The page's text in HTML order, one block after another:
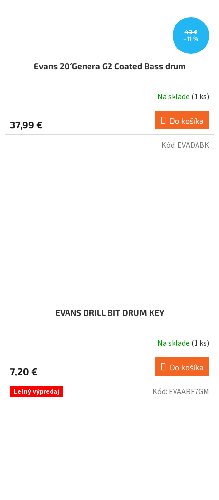
43 €
–11 %
Evans 20´´ Genera G2 Coated Bass drum
Na sklade (1 ks)
37,99 € Do košíka
EVANS DRILL BIT DRUM KEY
Na sklade (1 ks)
7,20 € Do košíka
Kód: EVADABK
Letný výpredaj Kód: EVAARF7GM